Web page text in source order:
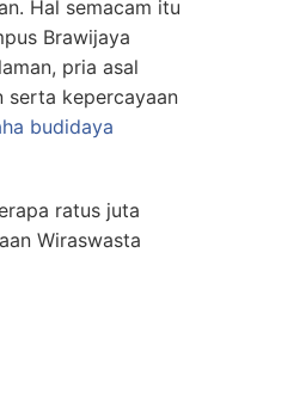
Hal semacam itu
Brawijaya
pria asal
serta kepercayaan
budidaya
ratus juta
Wiraswasta